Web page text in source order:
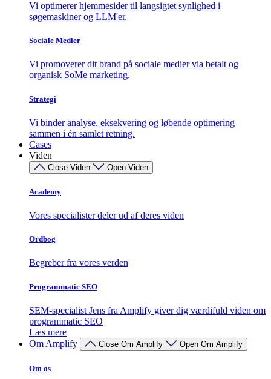
Vi optimerer hjemmesider til langsigtet synlighed i
søgemaskiner og LLM'er.
Sociale Medier
Vi promoverer dit brand på sociale medier via betalt og
organisk SoMe marketing.
Strategi
Vi binder analyse, eksekvering og løbende optimering
sammen i én samlet retning.
Cases
Viden
Close Viden Open Viden
Academy
Vores specialister deler ud af deres viden
Ordbog
Begreber fra vores verden
Programmatic SEO
SEM-specialist Jens fra Amplify giver dig værdifuld viden om
programmatic SEO
Læs mere
Om Amplify
Close Om Amplify Open Om Amplify
Om os